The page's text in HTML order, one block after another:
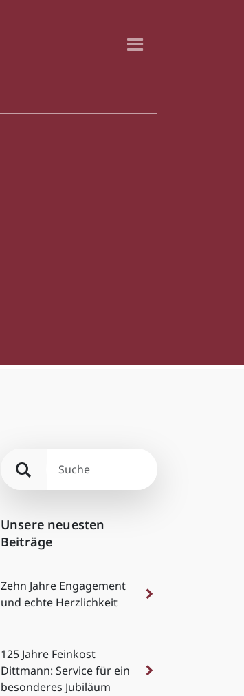
Unsere neuesten
Beiträge
Zehn Jahre Engagement
und echte Herzlichkeit
125 Jahre Feinkost
Dittmann: Service für ein
besonderes Jubiläum